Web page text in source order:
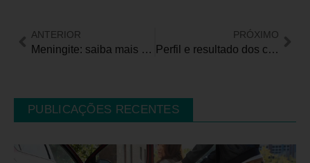
ANTERIOR
Meningite: saiba mais sobre a doença e a importância das altas coberturas vacinais
PRÓXIMO
Perfil e resultado dos candidatos com deficiência nas eleições de 2024 em todo o Brasil
PUBLICAÇÕES RECENTES